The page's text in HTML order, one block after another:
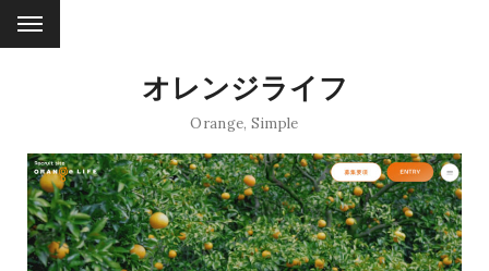
オレンジライフ
Orange, Simple